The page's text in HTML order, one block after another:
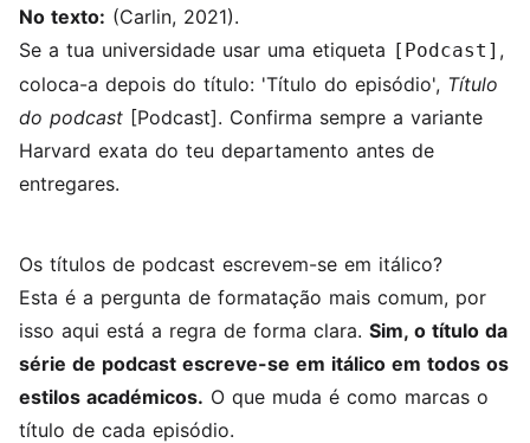
No texto: (Carlin, 2021).
Se a tua universidade usar uma etiqueta [Podcast] ,
coloca-a depois do título: 'Título do episódio', Título
do podcast [Podcast]. Confirma sempre a variante
Harvard exata do teu departamento antes de
entregares.
Os títulos de podcast escrevem-se em itálico?
Esta é a pergunta de formatação mais comum, por
isso aqui está a regra de forma clara. Sim, o título da
série de podcast escreve-se em itálico em todos os
estilos académicos. O que muda é como marcas o
título de cada episódio.